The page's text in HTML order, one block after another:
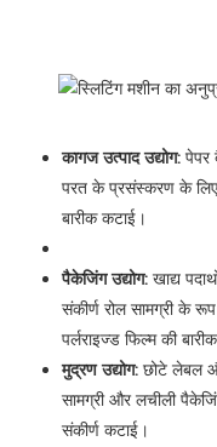
कागज उत्पाद उद्योग:पेपर
परत के प्रसंस्करण के
बारीक कटाई।
पैकेजिंग उद्योग:खाद्य
संकीर्ण रोल सामग्री के
पर्लराइज्ड फिल्म की
मुद्रण उद्योग:छोटे लेबल
सामग्री और लचीली
संकीर्ण कटाई।